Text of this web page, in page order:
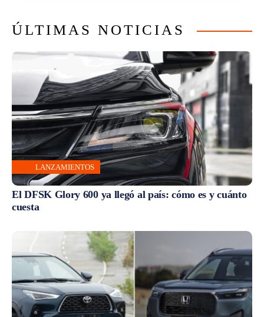
ÚLTIMAS NOTICIAS
LANZAMIENTOS
El DFSK Glory 600 ya llegó al país: cómo es y cuánto
cuesta